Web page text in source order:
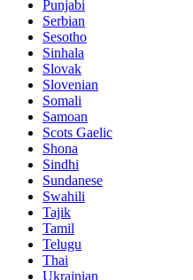
Punjabi
Serbian
Sesotho
Sinhala
Slovak
Slovenian
Somali
Samoan
Scots Gaelic
Shona
Sindhi
Sundanese
Swahili
Tajik
Tamil
Telugu
Thai
Ukrainian